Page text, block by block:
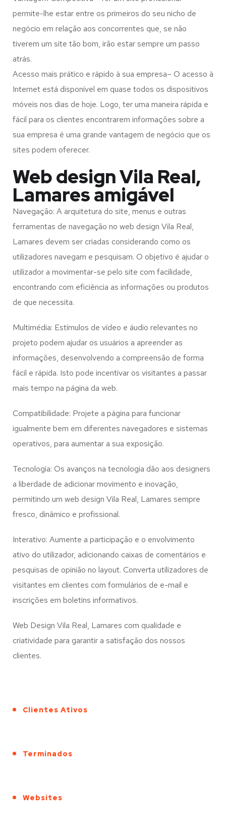
permite-lhe estar entre os primeiros do seu nicho de
negócio em relação aos concorrentes que, se não
tiverem um site tão bom, irão estar sempre um passo
atrás.
Acesso mais prático e rápido à sua empresa– O acesso à
Internet está disponível em quase todos os dispositivos
móveis nos dias de hoje. Logo, ter uma maneira rápida e
fácil para os clientes encontrarem informações sobre a
sua empresa é uma grande vantagem de negócio que os
sites podem oferecer.
Web design Vila Real,
Lamares amigável
Navegação: A arquitetura do site, menus e outras
ferramentas de navegação no web design Vila Real,
Lamares devem ser criadas considerando como os
utilizadores navegam e pesquisam. O objetivo é ajudar o
utilizador a movimentar-se pelo site com facilidade,
encontrando com eficiência as informações ou produtos
de que necessita.
Multimédia: Estímulos de vídeo e áudio relevantes no
projeto podem ajudar os usuários a apreender as
informações, desenvolvendo a compreensão de forma
fácil e rápida. Isto pode incentivar os visitantes a passar
mais tempo na página da web.
Compatibilidade: Projete a página para funcionar
igualmente bem em diferentes navegadores e sistemas
operativos, para aumentar a sua exposição.
Tecnologia: Os avanços na tecnologia dão aos designers
a liberdade de adicionar movimento e inovação,
permitindo um web design Vila Real, Lamares sempre
fresco, dinâmico e profissional.
Interativo: Aumente a participação e o envolvimento
ativo do utilizador, adicionando caixas de comentários e
pesquisas de opinião no layout. Converta utilizadores de
visitantes em clientes com formulários de e-mail e
inscrições em boletins informativos.
Web Design Vila Real, Lamares com qualidade e
criatividade para garantir a satisfação dos nossos
clientes.
Clientes Ativos
Terminados
Websites